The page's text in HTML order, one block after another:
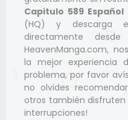
Capitulo 589 Español
(HQ) y descarga
directamente
HeavenManga.com,
la mejor experiencia
problema, por favor
no olvides
otros también disfruten
interrupciones!